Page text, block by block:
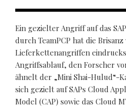
Ein gezielter Angriff auf das
durch TeamPCP hat die
Lieferkettenangriffen
Angriffsablauf, den Forscher
ähnelt der „Mini Shai-Hulud“-
sich gezielt auf SAPs Cloud
Model (CAP) sowie das Cloud